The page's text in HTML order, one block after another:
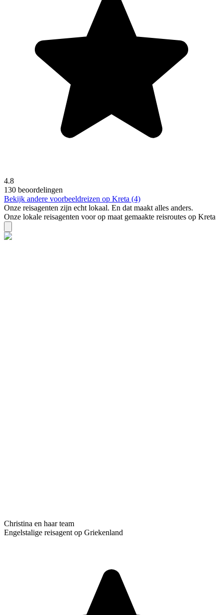
4.8
130 beoordelingen
Bekijk andere voorbeeldreizen op Kreta (4)
Onze reisagenten zijn echt lokaal. En dat maakt alles anders.
Onze lokale reisagenten voor op maat gemaakte reisroutes op Kreta
Christina en haar team
Engelstalige reisagent op Griekenland